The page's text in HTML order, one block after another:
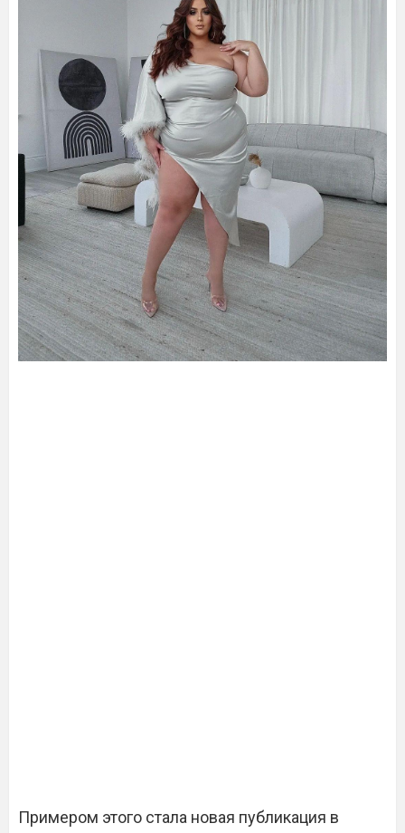
Примером этого стала новая публикация в